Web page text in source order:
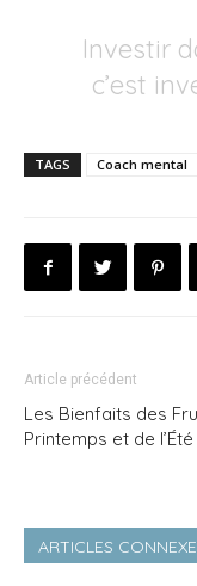
Investir
c’est
TAGS Coach mental
Article précédent
Les Bienfaits des
Printemps et de l’Été
ARTICLES